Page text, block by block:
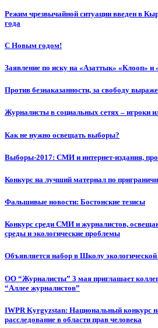
Режим чрезвычайной ситуации введен в
года
С Новым годом!
Заявление по иску на «Азаттык» «Клооп» и
Против безнаказанности, за свободу
Журналисты в социальных сетях – игроки
Как не нужно освещать выборы?
Выборы-2017: СМИ и интернет-издания,
Конкурс на лучший материал по
Фальшивые новости: Бостонские тезисы
Конкурс среди СМИ и журналистов,
среды и экологические проблемы
Объявляется набор в Школу
ОО “Журналисты” 3 мая приглашает
“Аллее журналистов”
IWPR Kyrgyzstan: Национальный конкурс
расследование в области прав человека